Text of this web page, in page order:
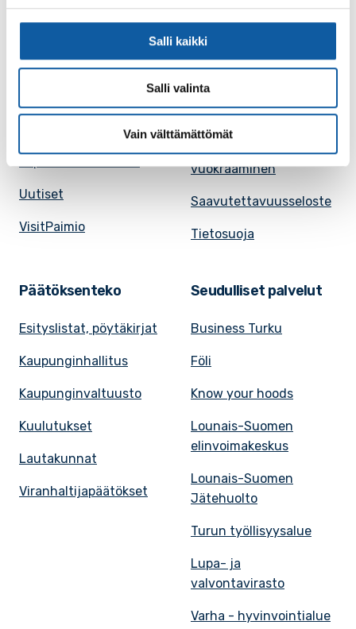
Salli kaikki
Salli valinta
Vain välttämättömät
Paimion mediapankki
SunPaimio -
Uutiset
VisitPaimio
Evästeasetukset
Kaupungille osoitetut
laskut
Kokoustilojen
vuokraaminen
Saavutettavuusseloste
Tietosuoja
Päätöksenteko
Esityslistat, pöytäkirjat
Kaupunginhallitus
Kaupunginvaltuusto
Kuulutukset
Lautakunnat
Viranhaltijapäätökset
Seudulliset palvelut
Business Turku
Föli
Know your hoods
Lounais-Suomen
elinvoimakeskus
Lounais-Suomen
Jätehuolto
Turun työllisyysalue
Lupa- ja
valvontavirasto
Varha - hyvinvointialue